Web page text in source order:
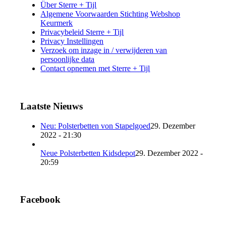
Über Sterre + Tijl
Algemene Voorwaarden Stichting Webshop
Keurmerk
Privacybeleid Sterre + Tijl
Privacy Instellingen
Verzoek om inzage in / verwijderen van
persoonlijke data
Contact opnemen met Sterre + Tijl
Laatste Nieuws
Neu: Polsterbetten von Stapelgoed29. Dezember
2022 - 21:30
Neue Polsterbetten Kidsdepot29. Dezember 2022 -
20:59
Facebook